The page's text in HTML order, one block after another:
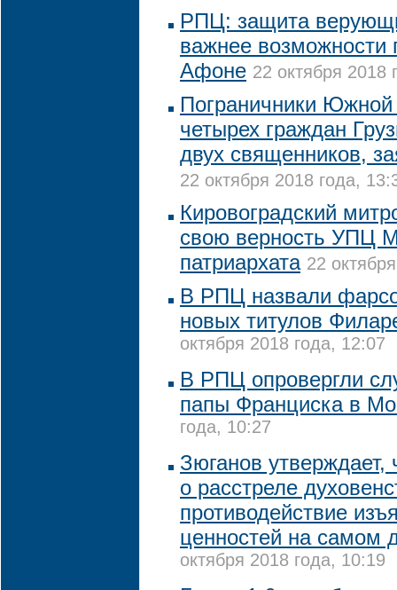
РПЦ: защита
важнее возможности
Афоне 22 октября 2018
Пограничники
четырех граждан
двух священников,
22 октября 2018 года,
Кировоградский
свою верность УПЦ
патриархата 22
В РПЦ назвали
новых титулов
октября 2018 года, 12:07
В РПЦ опровергли
папы Франциска в
года, 10:27
Зюганов
о расстреле
противодействие
ценностей на самом
октября 2018 года, 10:19